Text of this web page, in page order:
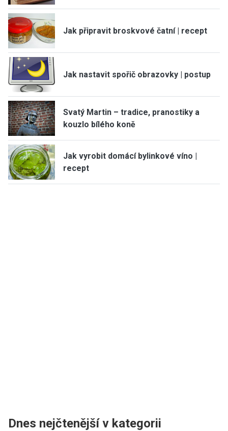
Jak připravit broskvové čatní | recept
Jak nastavit spořič obrazovky | postup
Svatý Martin – tradice, pranostiky a
kouzlo bílého koně
Jak vyrobit domácí bylinkové víno |
recept
Dnes nejčtenější v kategorii